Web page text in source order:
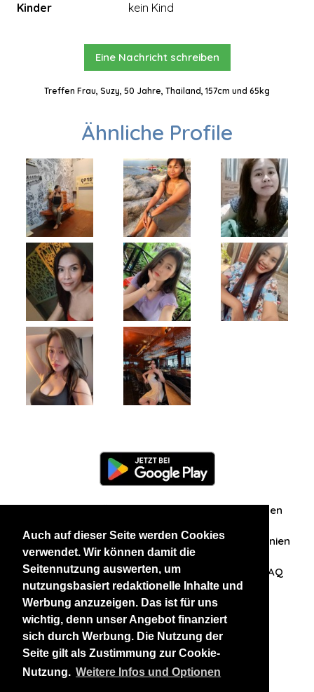
Auch auf dieser Seite werden Cookies
verwendet. Wir können damit die
Seitennutzung auswerten, um
nutzungsbasiert redaktionelle Inhalte und
Werbung anzuzeigen. Das ist für uns
wichtig, denn unser Angebot finanziert
sich durch Werbung. Die Nutzung der
Seite gilt als Zustimmung zur Cookie-
Nutzung. Weitere Infos und Optionen
Kinder
kein Kind
Eine Nachricht schreiben
Treffen Frau, Suzy, 50 Jahre, Thailand, 157cm und 65kg
Ähnliche Profile
Zuschriften/Erfahrungen
Datenschutzerklärung AGB Datenschutzrichtlinien
Nehmen Sie Kontakt mit uns auf FAQ
Unsere anderen Websites
BlackAndBeauties RussianKisses